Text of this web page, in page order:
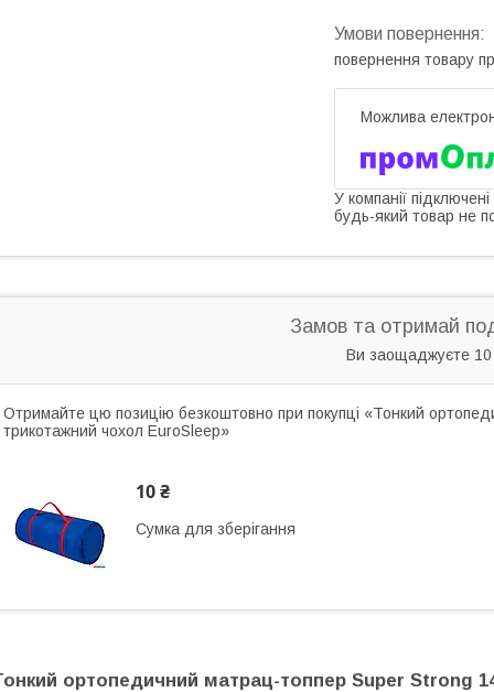
повернення товару
У компанії
будь-який товар не
Замов та отримай
Ви заощаджуєте
Отримайте цю позицію безкоштовно при покупці «Тонкий
трикотажний чохол EuroSleep»
10 ₴
Сумка для зберігання
ортопедичний матрац-топпер Super Strong